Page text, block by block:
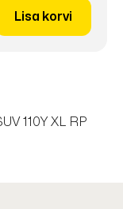
Lisa korvi
110Y XL RP